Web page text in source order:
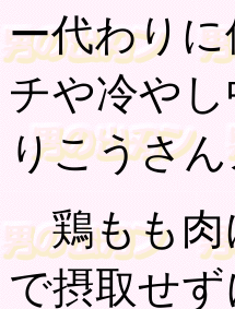
ー代わり
チや冷や
りこうさ
鶏もも肉
で摂取せ